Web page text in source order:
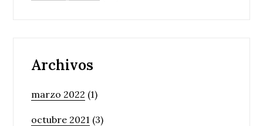
Archivos
marzo 2022 (1)
octubre 2021 (3)